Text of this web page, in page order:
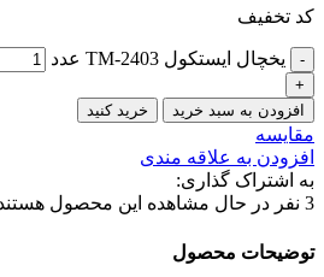
کد تخفیف
یخچال ایستکول TM-2403 عدد
افزودن به سبد خرید خرید کنید
مقایسه
افزودن به علاقه مندی
به اشتراک گذاری:
3 نفر در حال مشاهده این محصول
توضیحات محصول